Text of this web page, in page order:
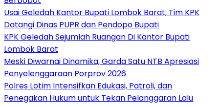
Usai Geledah Kantor Bupati Lombok Barat, Tim KPK
Datangi Dinas PUPR dan Pendopo Bupati
KPK Geledah Sejumlah Ruangan Di Kantor Bupati
Lombok Barat
Meski Diwarnai Dinamika, Garda Satu NTB Apresiasi
Penyelenggaraan Porprov 2026 ‎
Polres Lotim Intensifkan Edukasi, Patroli, dan
Penegakan Hukum untuk Tekan Pelanggaran Lalu